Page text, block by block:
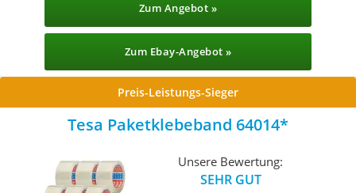
Zum Angebot »
Zum Ebay-Angebot »
Preis-Leistungs-Sieger
Tesa Paketklebeband 64014
Unsere Bewertung:
SEHR GUT